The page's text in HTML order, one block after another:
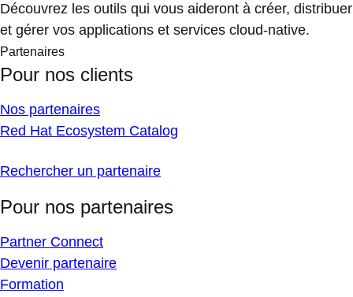
Découvrez les outils qui vous aideront à créer, distribuer
et gérer vos applications et services cloud-native.
Partenaires
Pour nos clients
Nos partenaires
Red Hat Ecosystem Catalog
Rechercher un partenaire
Pour nos partenaires
Partner Connect
Devenir partenaire
Formation